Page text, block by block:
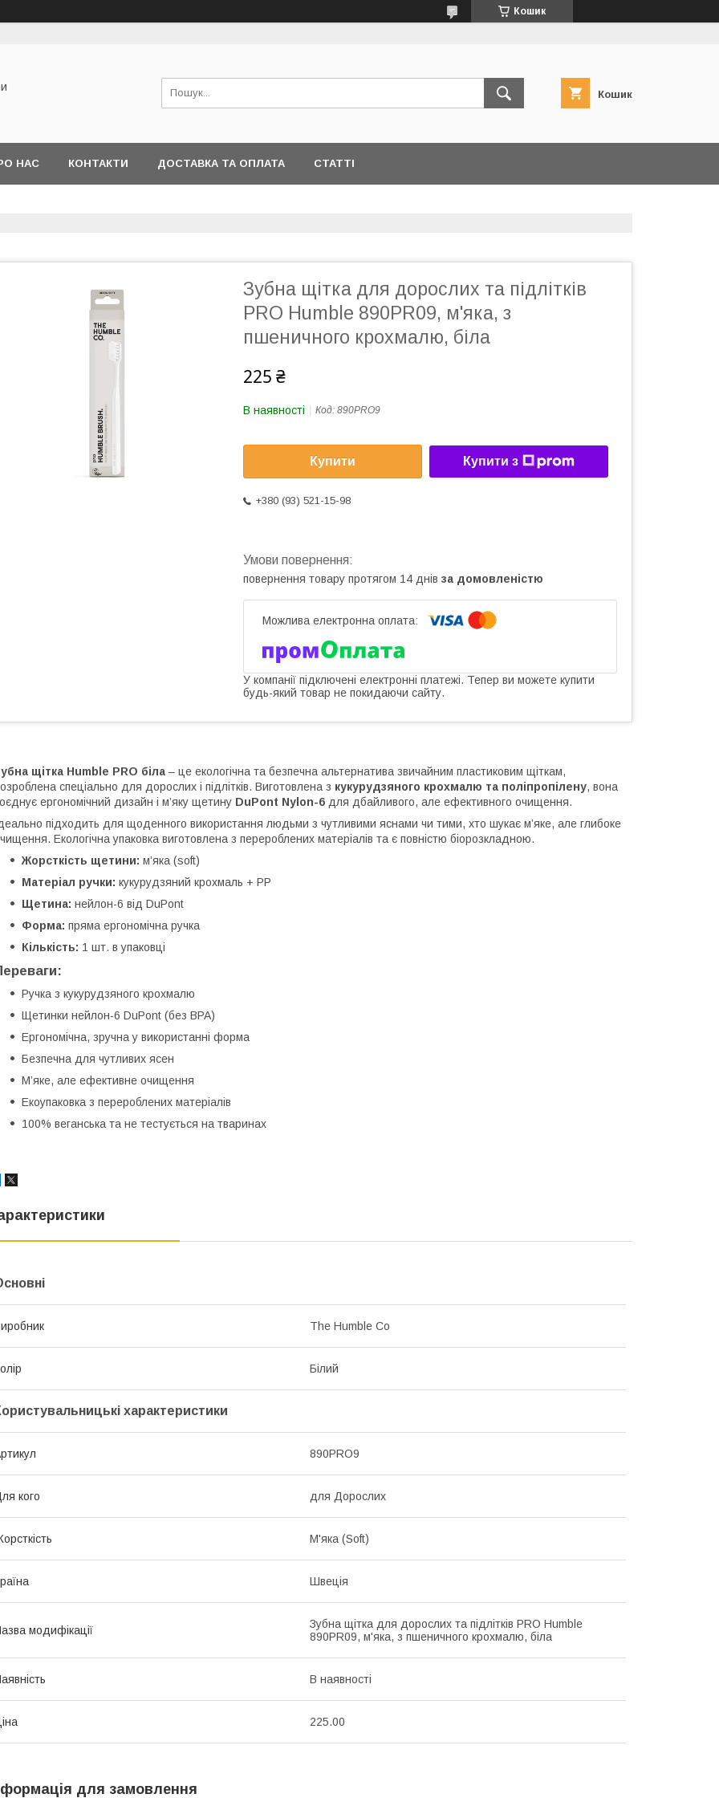
Кошик
Кошик
НАС КОНТАКТИ ДОСТАВКА ТА ОПЛАТА СТАТТІ
Зубна щітка для дорослих та підлітків
PRO Humble 890PR09, м'яка, з
пшеничного крохмалю, біла
225 ₴
В наявності Код: 890PRO9
Купити Купити з
+380 (93) 521-15-98
повернення товару протягом 14 днів за домовленістю
У компанії підключені електронні платежі. Тепер ви можете купити
будь-який товар не покидаючи сайту.
щітка Humble PRO біла – це екологічна та безпечна альтернатива звичайним пластиковим щіткам,
спеціально для дорослих і підлітків. Виготовлена з кукурудзяного крохмалю та поліпропілену, вона
ергономічний дизайн і м’яку щетину DuPont Nylon-6 для дбайливого, але ефективного очищення.
підходить для щоденного використання людьми з чутливими яснами чи тими, хто шукає м’яке, але глибоке
Екологічна упаковка виготовлена з перероблених матеріалів та є повністю біорозкладною.
Жорсткість щетини: м’яка (soft)
Матеріал ручки: кукурудзяний крохмаль + PP
Щетина: нейлон-6 від DuPont
Форма: пряма ергономічна ручка
Кількість: 1 шт. в упаковці
Ручка з кукурудзяного крохмалю
Щетинки нейлон-6 DuPont (без BPA)
Ергономічна, зручна у використанні форма
Безпечна для чутливих ясен
М’яке, але ефективне очищення
Екоупаковка з перероблених матеріалів
100% веганська та не тестується на тваринах
The Humble Co
Білий
характеристики
890PRO9
кого для Дорослих
М'яка (Soft)
Швеція
модифікації
Зубна щітка для дорослих та підлітків PRO Humble
890PR09, м'яка, з пшеничного крохмалю, біла
В наявності
225.00
для замовлення